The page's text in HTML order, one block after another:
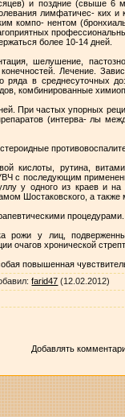
и поздние (свыше 6
лимфатичес- ких
компо- нентом
более 10-14 дней.
шелушение,
Лечение.
ряда в среднесуточных
комбинированные
При частых упорных
(интерва- лы
кислоты, рутина,
с последующим
у одного из краев и
Шостаковского, а также
процедурами.
рожи у лиц,
очагов хронической
повышенная
:farid47 (12.02.2012)
Добавлять